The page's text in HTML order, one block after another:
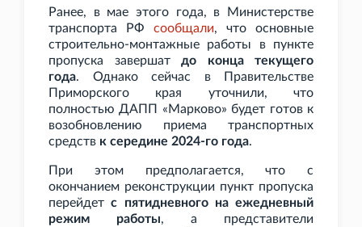
Ранее, в мае этого года, в Министерстве
транспорта РФ сообщали, что основные
строительно-монтажные работы в пункте
пропуска завершат до конца текущего
года. Однако сейчас в Правительстве
Приморского края уточнили, что
полностью ДАПП «Марково» будет готов к
возобновлению приема транспортных
средств к середине 2024-го года.
При этом предполагается, что с
окончанием реконструкции пункт пропуска
перейдетс пятидневного на ежедневный
режим работы, а представители